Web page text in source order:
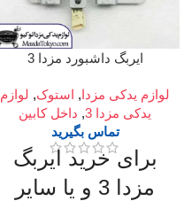
ایربگ داشبورد مزدا 3
لوازم یدکی مزدا, استوک, لوازم
یدکی مزدا 3
, داخل کابین
تماس بگیرید
برای خرید ایربگ
مزدا 3 و یا سایر